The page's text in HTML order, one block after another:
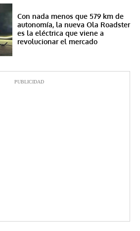
Con nada menos que 579 km de
autonomía, la nueva Ola Roadster
es la eléctrica que viene a
revolucionar el mercado
PUBLICIDAD